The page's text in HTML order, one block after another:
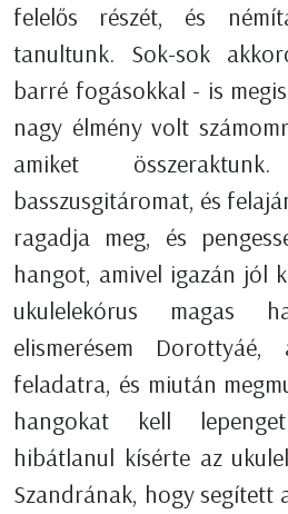
felelős részét, és
tanultunk. Sok-sok
barré fogásokkal - is
nagy élmény volt
amiket
basszusgitáromat, és
ragadja meg, és
hangot, amivel igazán jól
ukulelekórus magas
elismerésem
feladatra, és miután
hangokat kell
hibátlanul kísérte az
Szandrának, hogy segített